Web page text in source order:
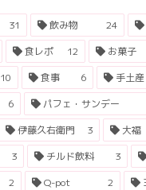
31 飲み物 24
食レポ 12 お菓子
10 食事 6 手土産
6 パフェ・サンデー
伊藤久右衛門 3 大福
3 チルド飲料 3
2 Q-pot 2